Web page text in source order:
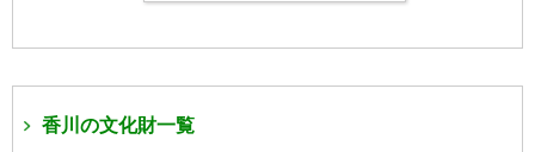
香川の文化財一覧